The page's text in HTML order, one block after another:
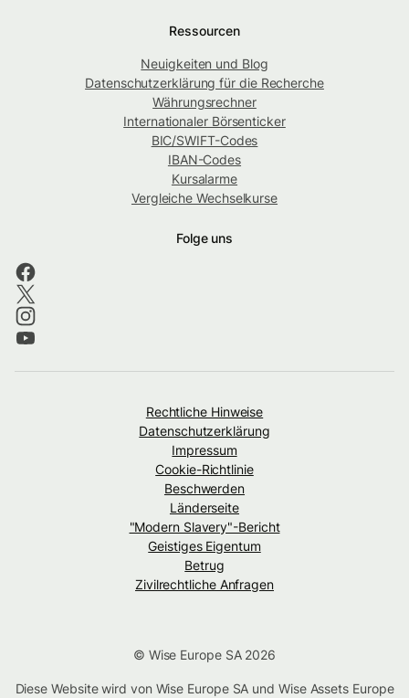
Ressourcen
Neuigkeiten und Blog
Datenschutzerklärung für die Recherche
Währungsrechner
Internationaler Börsenticker
BIC/SWIFT-Codes
IBAN-Codes
Kursalarme
Vergleiche Wechselkurse
Folge uns
Rechtliche Hinweise
Datenschutzerklärung
Impressum
Cookie-Richtlinie
Beschwerden
Länderseite
"Modern Slavery"-Bericht
Geistiges Eigentum
Betrug
Zivilrechtliche Anfragen
© Wise Europe SA 2026
Diese Website wird von Wise Europe SA und Wise Assets Europe